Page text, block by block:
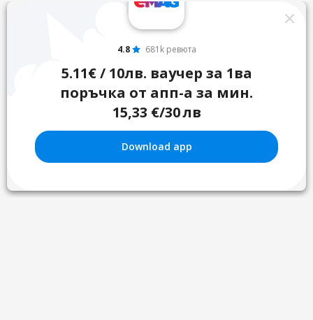
4.8 681k ревюта
5.11€ / 10лв. ваучер за 1ва
поръчка от апп-а за мин.
15,33 €/30 лв
Download app